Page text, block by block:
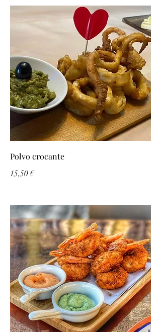
Polvo crocante
15,50 €